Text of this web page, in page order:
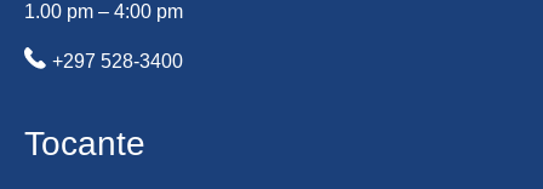
1.00 pm – 4:00 pm
+297 528-3400
Tocante